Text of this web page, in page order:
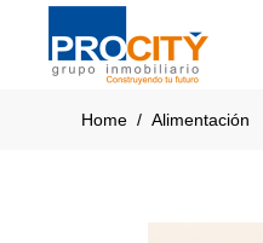
Home /Alimentación